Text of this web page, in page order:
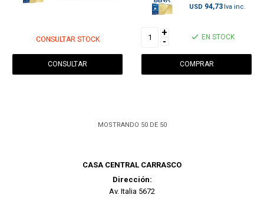
CONSULTAR STOCK
CONSULTAR
USD 94,73
+
- EN STOCK
MOSTRANDO 50DE 50
CASA CENTRAL CARRASCO
Dirección:
Av. Italia 5672